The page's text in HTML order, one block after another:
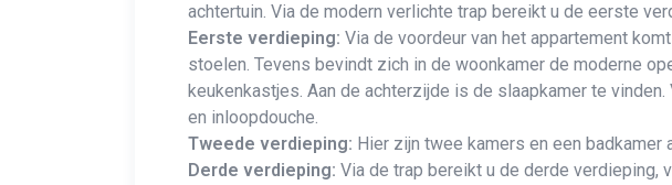
achtertuin. Via de modern verlichte trap bereikt u de eerste
Eerste verdieping: Via de voordeur van het appartement
stoelen. Tevens bevindt zich in de woonkamer de moderne
keukenkastjes. Aan de achterzijde is de slaapkamer te
en inloopdouche.
Tweede verdieping: Hier zijn twee kamers en een badkamer
Derde verdieping: Via de trap bereikt u de derde verdieping,